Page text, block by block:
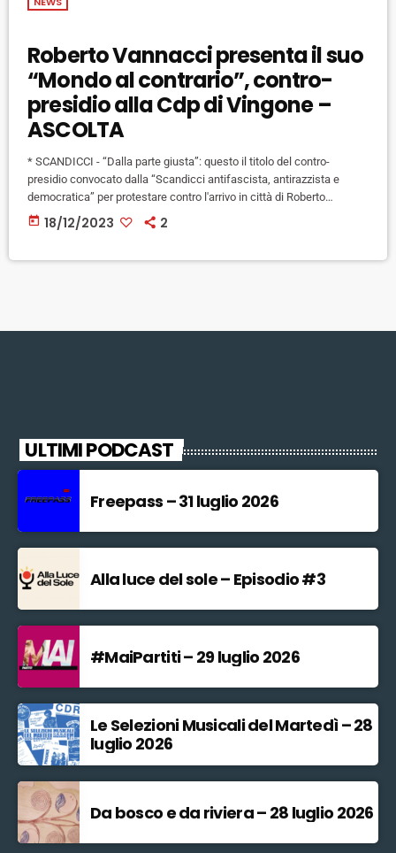
Roberto Vannacci presenta il suo
“Mondo al contrario”, contro-
presidio alla Cdp di Vingone –
ASCOLTA
* SCANDICCI - “Dalla parte giusta”: questo il titolo del contro-
presidio convocato dalla “Scandicci antifascista, antirazzista e
democratica” per protestare contro l'arrivo in città di Roberto
Vannacci, il militare finito al centro delle polemiche per il
contestatissimo libercolo “Il mondo al contrario”, prima rimosso
today 18/12/2023 2
ULTIMI PODCAST
Freepass – 31 luglio 2026
Alla luce del sole – Episodio #3
#MaiPartiti – 29 luglio 2026
Le Selezioni Musicali del Martedì – 28
luglio 2026
Da bosco e da riviera – 28 luglio 2026